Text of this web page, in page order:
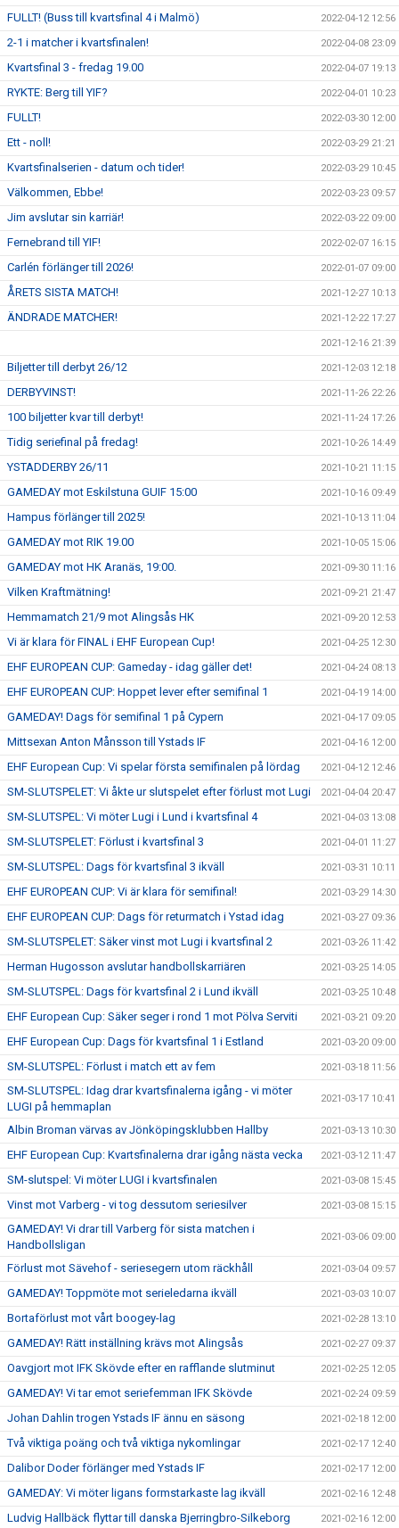
FULLT! (Buss till kvartsfinal 4 i Malmö) 2022-04-12 12:56
2-1 i matcher i kvartsfinalen! 2022-04-08 23:09
Kvartsfinal 3 - fredag 19.00 2022-04-07 19:13
RYKTE: Berg till YIF? 2022-04-01 10:23
FULLT! 2022-03-30 12:00
Ett - noll! 2022-03-29 21:21
Kvartsfinalserien - datum och tider! 2022-03-29 10:45
Välkommen, Ebbe! 2022-03-23 09:57
Jim avslutar sin karriär! 2022-03-22 09:00
Fernebrand till YIF! 2022-02-07 16:15
Carlén förlänger till 2026! 2022-01-07 09:00
ÅRETS SISTA MATCH! 2021-12-27 10:13
ÄNDRADE MATCHER! 2021-12-22 17:27
2021-12-16 21:39
Biljetter till derbyt 26/12 2021-12-03 12:18
DERBYVINST! 2021-11-26 22:26
100 biljetter kvar till derbyt! 2021-11-24 17:26
Tidig seriefinal på fredag! 2021-10-26 14:49
YSTADDERBY 26/11 2021-10-21 11:15
GAMEDAY mot Eskilstuna GUIF 15:00 2021-10-16 09:49
Hampus förlänger till 2025! 2021-10-13 11:04
GAMEDAY mot RIK 19.00 2021-10-05 15:06
GAMEDAY mot HK Aranäs, 19:00. 2021-09-30 11:16
Vilken Kraftmätning! 2021-09-21 21:47
Hemmamatch 21/9 mot Alingsås HK 2021-09-20 12:53
Vi är klara för FINAL i EHF European Cup! 2021-04-25 12:30
EHF EUROPEAN CUP: Gameday - idag gäller det! 2021-04-24 08:13
EHF EUROPEAN CUP: Hoppet lever efter semifinal 1 2021-04-19 14:00
GAMEDAY! Dags för semifinal 1 på Cypern 2021-04-17 09:05
Mittsexan Anton Månsson till Ystads IF 2021-04-16 12:00
EHF European Cup: Vi spelar första semifinalen på lördag 2021-04-12 12:46
SM-SLUTSPELET: Vi åkte ur slutspelet efter förlust mot Lugi 2021-04-04 20:47
SM-SLUTSPEL: Vi möter Lugi i Lund i kvartsfinal 4 2021-04-03 13:08
SM-SLUTSPELET: Förlust i kvartsfinal 3 2021-04-01 11:27
SM-SLUTSPEL: Dags för kvartsfinal 3 ikväll 2021-03-31 10:11
EHF EUROPEAN CUP: Vi är klara för semifinal! 2021-03-29 14:30
EHF EUROPEAN CUP: Dags för returmatch i Ystad idag 2021-03-27 09:36
SM-SLUTSPELET: Säker vinst mot Lugi i kvartsfinal 2 2021-03-26 11:42
Herman Hugosson avslutar handbollskarriären 2021-03-25 14:05
SM-SLUTSPEL: Dags för kvartsfinal 2 i Lund ikväll 2021-03-25 10:48
EHF European Cup: Säker seger i rond 1 mot Pölva Serviti 2021-03-21 09:20
EHF European Cup: Dags för kvartsfinal 1 i Estland 2021-03-20 09:00
SM-SLUTSPEL: Förlust i match ett av fem 2021-03-18 11:56
SM-SLUTSPEL: Idag drar kvartsfinalerna igång - vi möter
LUGI på hemmaplan
2021-03-17 10:41
Albin Broman värvas av Jönköpingsklubben Hallby 2021-03-13 10:30
EHF European Cup: Kvartsfinalerna drar igång nästa vecka 2021-03-12 11:47
SM-slutspel: Vi möter LUGI i kvartsfinalen 2021-03-08 15:45
Vinst mot Varberg - vi tog dessutom seriesilver 2021-03-08 15:15
GAMEDAY! Vi drar till Varberg för sista matchen i
Handbollsligan
2021-03-06 09:00
Förlust mot Sävehof - seriesegern utom räckhåll 2021-03-04 09:57
GAMEDAY! Toppmöte mot serieledarna ikväll 2021-03-03 10:07
Bortaförlust mot vårt boogey-lag 2021-02-28 13:10
GAMEDAY! Rätt inställning krävs mot Alingsås 2021-02-27 09:37
Oavgjort mot IFK Skövde efter en rafflande slutminut 2021-02-25 12:05
GAMEDAY! Vi tar emot seriefemman IFK Skövde 2021-02-24 09:59
Johan Dahlin trogen Ystads IF ännu en säsong 2021-02-18 12:00
Två viktiga poäng och två viktiga nykomlingar 2021-02-17 12:40
Dalibor Doder förlänger med Ystads IF 2021-02-17 12:00
GAMEDAY: Vi möter ligans formstarkaste lag ikväll 2021-02-16 12:48
Ludvig Hallbäck flyttar till danska Bjerringbro-Silkeborg 2021-02-16 12:00